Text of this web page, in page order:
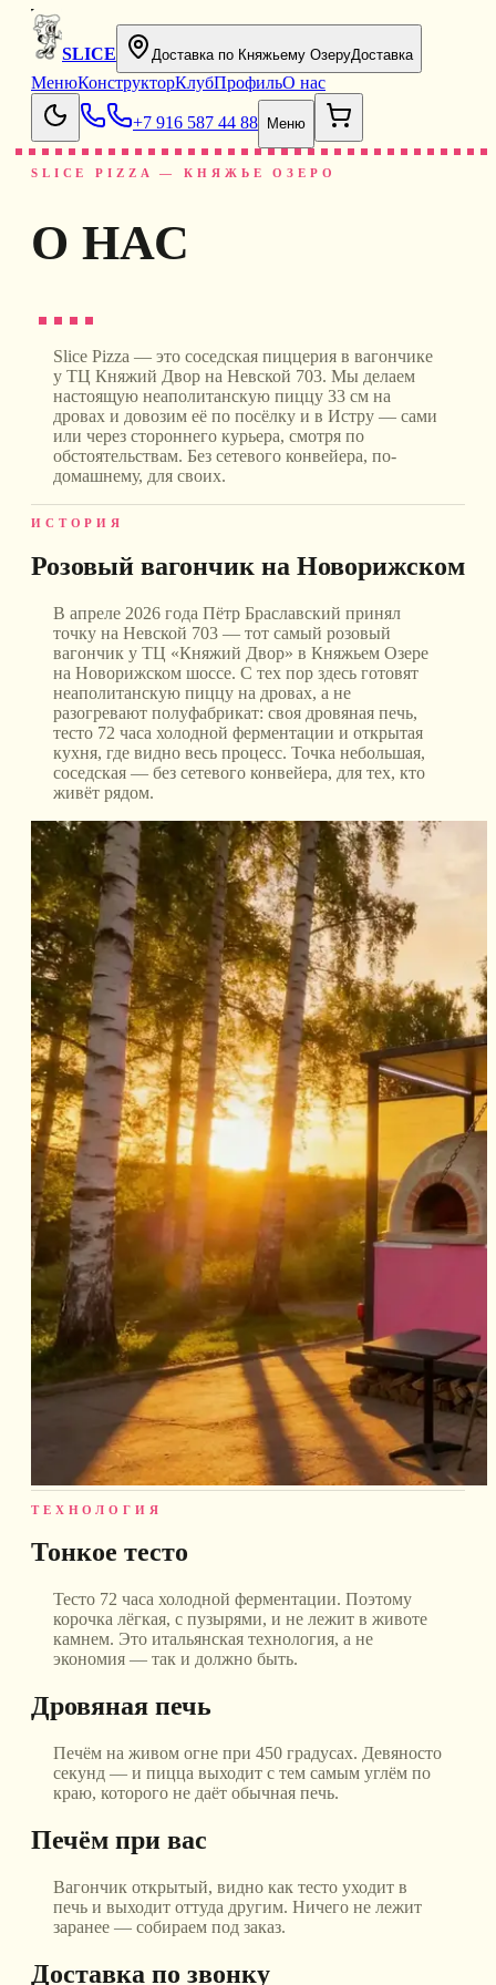
SLICE Доставка по Княжьему ОзеруДоставка
МенюКонструкторКлубПрофильО нас
+7 916 587 44 88 Меню
SLICE PIZZA — КНЯЖЬЕ ОЗЕРО
О НАС
Slice Pizza — это соседская пиццерия в вагончике
у ТЦ Княжий Двор на Невской 703. Мы делаем
настоящую неаполитанскую пиццу 33 см на
дровах и довозим её по посёлку и в Истру — сами
или через стороннего курьера, смотря по
обстоятельствам. Без сетевого конвейера, по-
домашнему, для своих.
ИСТОРИЯ
Розовый вагончик на Новорижском
В апреле 2026 года Пётр Браславский принял
точку на Невской 703 — тот самый розовый
вагончик у ТЦ «Княжий Двор» в Княжьем Озере
на Новорижском шоссе. С тех пор здесь готовят
неаполитанскую пиццу на дровах, а не
разогревают полуфабрикат: своя дровяная печь,
тесто 72 часа холодной ферментации и открытая
кухня, где видно весь процесс. Точка небольшая,
соседская — без сетевого конвейера, для тех, кто
живёт рядом.
ТЕХНОЛОГИЯ
Тонкое тесто
Тесто 72 часа холодной ферментации. Поэтому
корочка лёгкая, с пузырями, и не лежит в животе
камнем. Это итальянская технология, а не
экономия — так и должно быть.
Дровяная печь
Печём на живом огне при 450 градусах. Девяносто
секунд — и пицца выходит с тем самым углём по
краю, которого не даёт обычная печь.
Печём при вас
Вагончик открытый, видно как тесто уходит в
печь и выходит оттуда другим. Ничего не лежит
заранее — собираем под заказ.
Доставка по звонку